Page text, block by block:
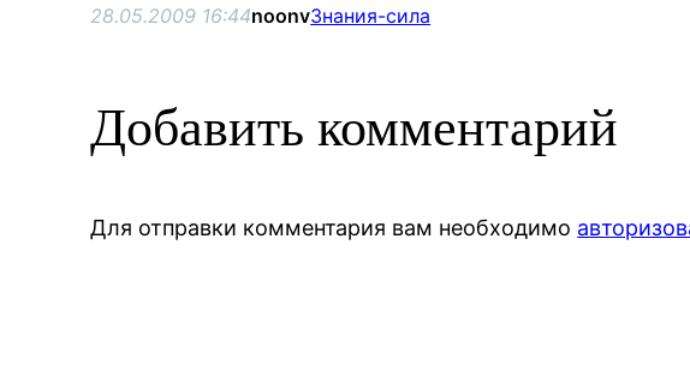
28.05.2009 16:44noonvЗнания-сила
Добавить комментарий
Для отправки комментария вам необходимо